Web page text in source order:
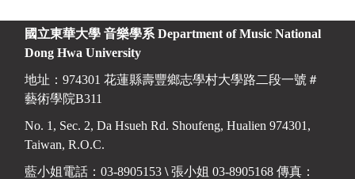
國立東華大學 音樂學系 Department of Music National
Dong Hwa University
地址：974301 花蓮縣壽豐鄉志學村大學路二段一號＃
藝術學院B311
No. 1, Sec. 2, Da Hsueh Rd. Shoufeng, Hualien 974301,
Taiwan, R.O.C.
藍小姐電話：03-8905153 \ 張小姐 03-8905168 傳真：